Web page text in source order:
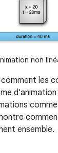
non
les
ensemble.